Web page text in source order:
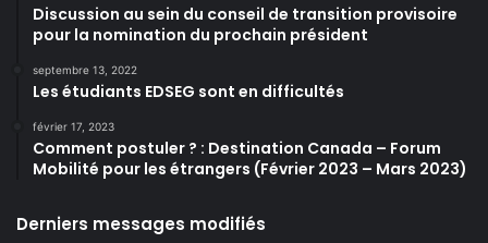
Discussion au sein du conseil de transition provisoire
pour la nomination du prochain président
septembre 13, 2022
Les étudiants EDSEG sont en difficultés
février 17, 2023
Comment postuler ? : Destination Canada – Forum
Mobilité pour les étrangers (Février 2023 – Mars 2023)
Derniers messages modifiés